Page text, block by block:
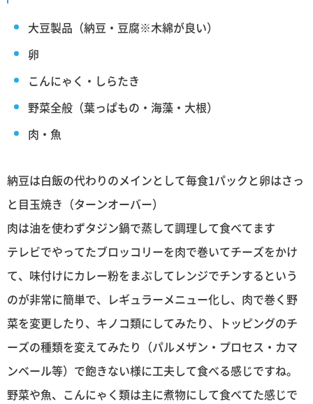
大豆製品（納豆・豆腐※木綿が良い）
卵
こんにゃく・しらたき
野菜全般（葉っぱもの・海藻・大根）
肉・魚
納豆は白飯の代わりのメインとして毎食1パックと卵はさっ
と目玉焼き（ターンオーバー）
肉は油を使わずタジン鍋で蒸して調理して食べてます
テレビでやってたブロッコリーを肉で巻いてチーズをかけ
て、味付けにカレー粉をまぶしてレンジでチンするという
のが非常に簡単で、レギュラーメニュー化し、肉で巻く野
菜を変更したり、キノコ類にしてみたり、トッピングのチ
ーズの種類を変えてみたり（パルメザン・プロセス・カマ
ンベール等）で飽きない様に工夫して食べる感じですね。
野菜や魚、こんにゃく類は主に煮物にして食べてた感じで